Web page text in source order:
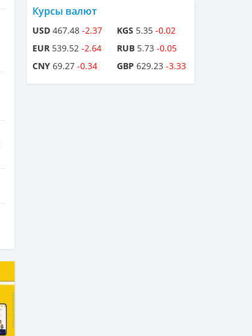
Курсы валют
USD 467.48 -2.37
EUR 539.52 -2.64
CNY 69.27 -0.34
KGS 5.35 -0.02
RUB 5.73 -0.05
GBP 629.23 -3.33